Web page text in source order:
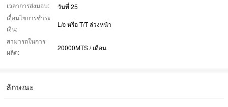
เวลาการส่งมอบ:
วันที่ 25
เงื่อนไขการชำระ
เงิน:
L/c หรือ T/T ล่วงหน้า
สามารถในการ
ผลิต:
20000MTS / เดือน
ลักษณะ